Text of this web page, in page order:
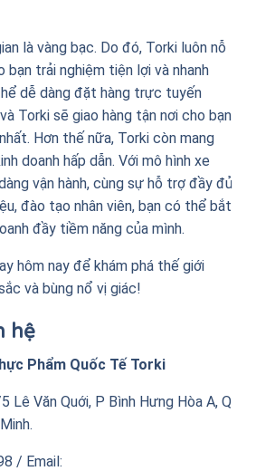
là vàng bạc. Do đó, Torki luôn nỗ
bạn trải nghiệm tiện lợi và nhanh
dễ dàng đặt hàng trực tuyến
Torki sẽ giao hàng tận nơi cho bạn
Hơn thế nữa, Torki còn mang
doanh hấp dẫn. Với mô hình xe
vận hành, cùng sự hỗ trợ đầy đủ
đào tạo nhân viên, bạn có thể bắt
đầy tiềm năng của mình.
hôm nay để khám phá thế giới
và bùng nổ vị giác!
hệ
Phẩm Quốc Tế Torki
Lê Văn Quới, P Bình Hưng Hòa A, Q
/ Email: